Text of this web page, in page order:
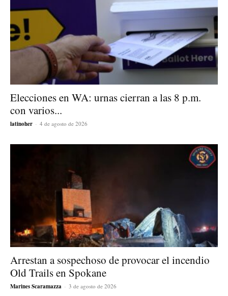
Elecciones en WA: urnas cierran a las 8 p.m.
con varios...
latinoher - 4 de agosto de 2026
Arrestan a sospechoso de provocar el incendio
Old Trails en Spokane
Marines Scaramazza - 3 de agosto de 2026